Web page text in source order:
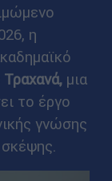
η
μια
το έργο
γνώσης